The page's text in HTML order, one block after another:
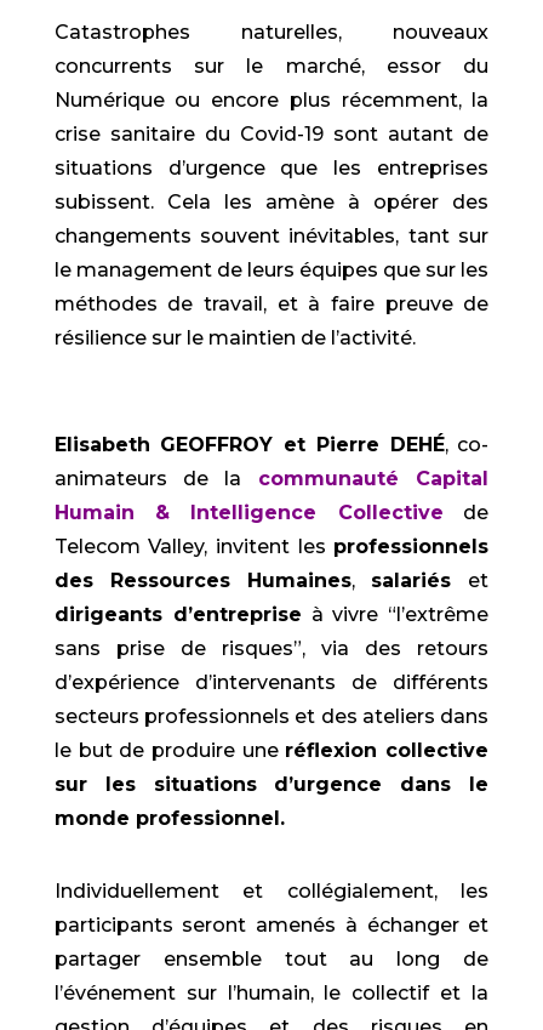
Catastrophes naturelles, nouveaux
concurrents sur le marché, essor du
Numérique ou encore plus récemment, la
crise sanitaire du Covid-19 sont autant de
situations d’urgence que les entreprises
subissent. Cela les amène à opérer des
changements souvent inévitables, tant sur
le management de leurs équipes que sur les
méthodes de travail, et à faire preuve de
résilience sur le maintien de l’activité.
Elisabeth GEOFFROY et Pierre DEHÉ, co-
animateurs de la communauté Capital
Humain & Intelligence Collective de
Telecom Valley, invitent les professionnels
des Ressources Humaines, salariés et
dirigeants d’entreprise à vivre “l’extrême
sans prise de risques”, via des retours
d’expérience d’intervenants de différents
secteurs professionnels et des ateliers dans
le but de produire une réflexion collective
sur les situations d’urgence dans le
monde professionnel.
Individuellement et collégialement, les
participants seront amenés à échanger et
partager ensemble tout au long de
l’événement sur l’humain, le collectif et la